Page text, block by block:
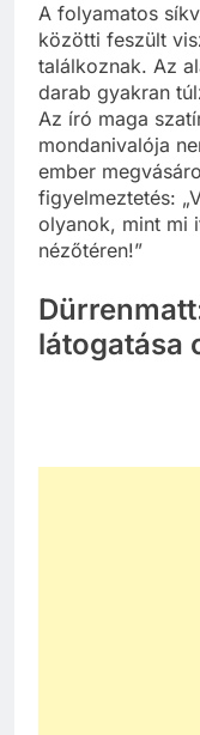
A folyamatos
közötti feszült
találkoznak. Az
darab gyakran
Az író maga
mondanivalója
ember
figyelmeztetés:
olyanok, mint mi
nézőtéren!”
látogatása